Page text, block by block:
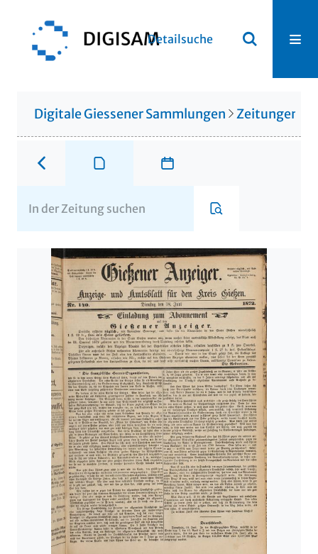
Detailsuche
Digitale Giessener Sammlungen Zeitungen